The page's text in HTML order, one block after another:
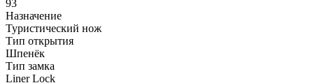
93
Назначение
Туристический нож
Тип открытия
Шпенёк
Тип замка
Liner Lock